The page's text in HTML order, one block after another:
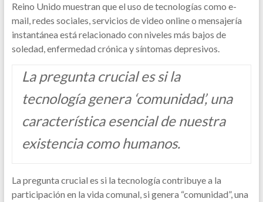
Reino Unido muestran que el uso de tecnologías como e-
mail, redes sociales, servicios de video online o mensajería
instantánea está relacionado con niveles más bajos de
soledad, enfermedad crónica y síntomas depresivos.
La pregunta crucial es si la
tecnología genera ‘comunidad’, una
característica esencial de nuestra
existencia como humanos.
La pregunta crucial es si la tecnología contribuye a la
participación en la vida comunal, si genera “comunidad”, una